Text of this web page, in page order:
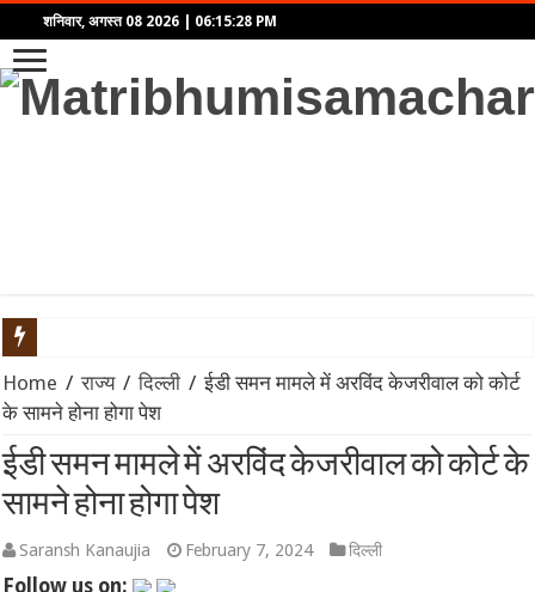
शनिवार, अगस्त 08 2026 06:15:28 PM
भारत की वायु रक्षा में बड़ा कदम: छठी पीढ़ी के लड़ाकू विमान (6th
भारत बनाम श्रीलंका टेस्ट सीरीज 2026: श्रीलंका क्रिकेट का बड़ा फैसला,
भारत सरकार का Meta पर बड़ा एक्शन: डीपफेक और प्रोपेगैंडा रोकने के
Home / राज्य / दिल्ली / ईडी समन मामले में अरविंद केजरीवाल को कोर्ट
के सामने होना होगा पेश
ईडी समन मामले में अरविंद केजरीवाल को कोर्ट के
सामने होना होगा पेश
Saransh Kanaujia February 7, 2024 दिल्ली
Follow us on: